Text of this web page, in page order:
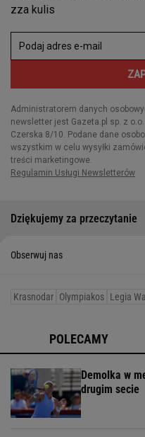
Dziękujemy za przeczytanie
Obserwuj nas
Krasnodar Olympiakos Legia
POLECAMY
Demolka w
drugim secie